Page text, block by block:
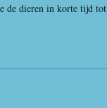
de dieren in korte tijd tot